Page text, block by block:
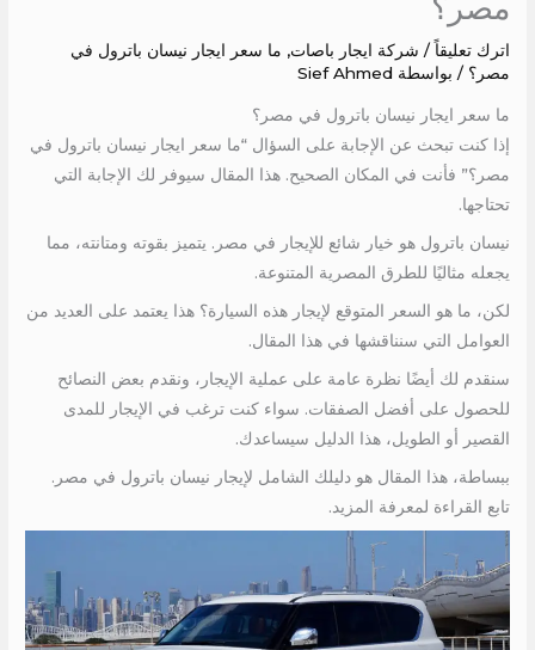
اترك تعليقاً / شركة ايجار باصات, ما سعر ايجار نيسان باترول في
مصر؟ / بواسطة Sief Ahmed
ما سعر ايجار نيسان باترول في مصر؟
إذا كنت تبحث عن الإجابة على السؤال “ما سعر ايجار نيسان باترول في
مصر؟” فأنت في المكان الصحيح. هذا المقال سيوفر لك الإجابة التي
تحتاجها.
نيسان باترول هو خيار شائع للإيجار في مصر. يتميز بقوته ومتانته، مما
يجعله مثاليًا للطرق المصرية المتنوعة.
لكن، ما هو السعر المتوقع لإيجار هذه السيارة؟ هذا يعتمد على العديد من
العوامل التي سنناقشها في هذا المقال.
سنقدم لك أيضًا نظرة عامة على عملية الإيجار، ونقدم بعض النصائح
للحصول على أفضل الصفقات. سواء كنت ترغب في الإيجار للمدى
القصير أو الطويل، هذا الدليل سيساعدك.
ببساطة، هذا المقال هو دليلك الشامل لإيجار نيسان باترول في مصر.
تابع القراءة لمعرفة المزيد.